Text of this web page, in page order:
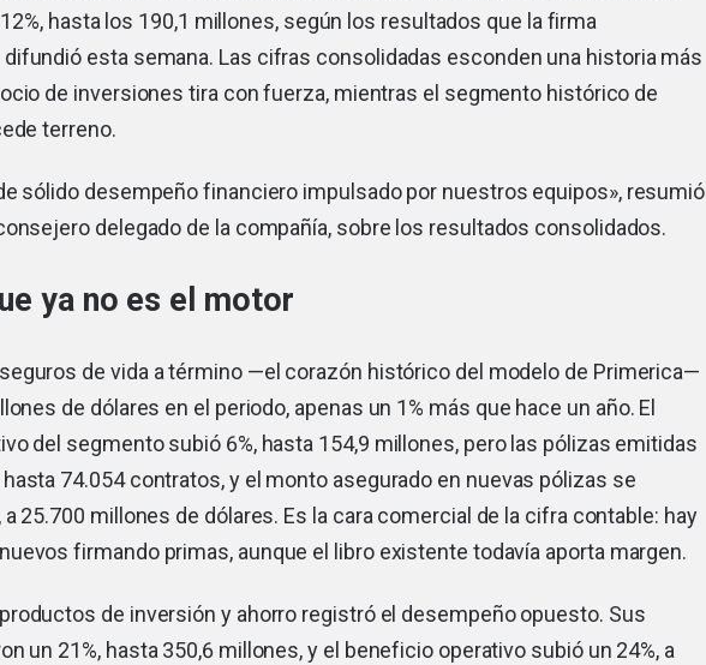
hasta los 190,1 millones, según los resultados que la firma
esta semana. Las cifras consolidadas esconden una historia más
de inversiones tira con fuerza, mientras el segmento histórico de
terreno.
sólido desempeño financiero impulsado por nuestros equipos», resumió
delegado de la compañía, sobre los resultados consolidados.
ya no es el motor
de vida a término —el corazón histórico del modelo de Primerica—
de dólares en el periodo, apenas un 1% más que hace un año. El
del segmento subió 6%, hasta 154,9 millones, pero las pólizas emitidas
hasta 74.054 contratos, y el monto asegurado en nuevas pólizas se
a 25.700 millones de dólares. Es la cara comercial de la cifra contable: hay
firmando primas, aunque el libro existente todavía aporta margen.
de inversión y ahorro registró el desempeño opuesto. Sus
un 21%, hasta 350,6 millones, y el beneficio operativo subió un 24%, a